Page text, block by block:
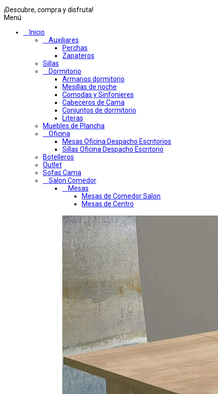
¡Descubre, compra y disfruta!
Menú
Inicio
Auxiliares
Perchas
Zapateros
Sillas
Dormitorio
Armarios dormitorio
Mesillas de noche
Comodas y Sinfonieres
Cabeceros de Cama
Conjuntos de dormitorio
Literas
Muebles de Plancha
Oficina
Mesas Oficina Despacho Escritorios
Sillas Oficina Despacho Escritorio
Botelleros
Outlet
Sofas Cama
Salon Comedor
Mesas
Mesas de Comedor Salon
Mesas de Centro